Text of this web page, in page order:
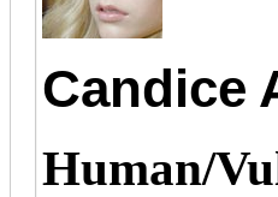
Candice
Human/